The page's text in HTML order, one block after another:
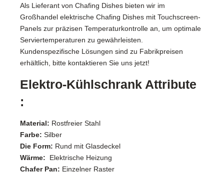
Als Lieferant von Chafing Dishes bieten wir im
Großhandel elektrische Chafing Dishes mit Touchscreen-
Panels zur präzisen Temperaturkontrolle an, um optimale
Serviertemperaturen zu gewährleisten.
Kundenspezifische Lösungen sind zu Fabrikpreisen
erhältlich, bitte kontaktieren Sie uns jetzt!
Elektro-Kühlschrank Attribute
:
Material: Rostfreier Stahl
Farbe:Silber
Die Form: Rund mit Glasdeckel
Wärme:
Elektrische Heizung
Chafer Pan: Einzelner Raster